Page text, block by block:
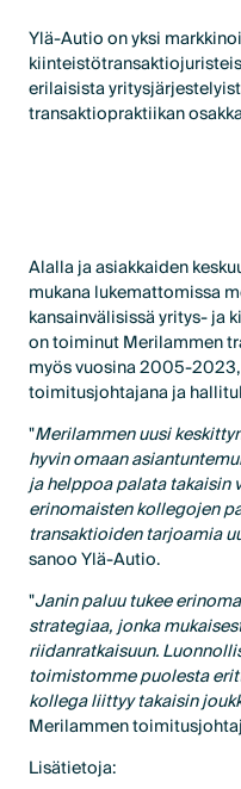
Ylä-Autio on yksi
erilaisista
transaktiopraktiikan
Alalla ja asiakkaiden
mukana lukemattomissa
kansainvälisissä yritys- ja
on toiminut Merilammen
myös vuosina 2005-
toimitusjohtajana ja
"Merilammen uusi
hyvin omaan
ja helppoa palata takaisin
erinomaisten kollegojen
transaktioiden tarjoamia
sanoo Ylä-Autio.
"Janin paluu tukee
strategiaa, jonka
riidanratkaisuun.
toimistomme puolesta
kollega liittyy takaisin
Merilammen
Lisätietoja: